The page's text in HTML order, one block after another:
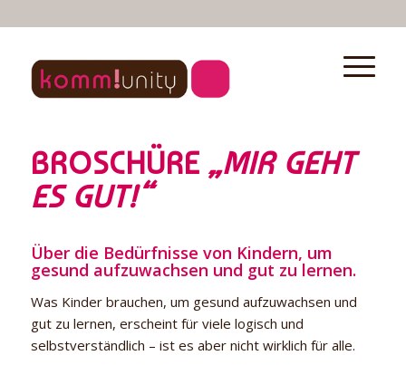
BROSCHÜRE „MIR GEHT
ES GUT!“
Über die Bedürfnisse von Kindern, um
gesund aufzuwachsen und gut zu lernen.
Was Kinder brauchen, um gesund aufzuwachsen und
gut zu lernen, erscheint für viele logisch und
selbstverständlich – ist es aber nicht wirklich für alle.